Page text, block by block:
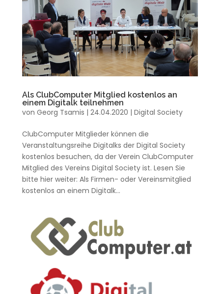
Als ClubComputer Mitglied kostenlos an
einem Digitalk teilnehmen
von Georg Tsamis | 24.04.2020 | Digital Society
ClubComputer Mitglieder können die
Veranstaltungsreihe Digitalks der Digital Society
kostenlos besuchen, da der Verein ClubComputer
Mitglied des Vereins Digital Society ist. Lesen Sie
bitte hier weiter: Als Firmen- oder Vereinsmitglied
kostenlos an einem Digitalk...